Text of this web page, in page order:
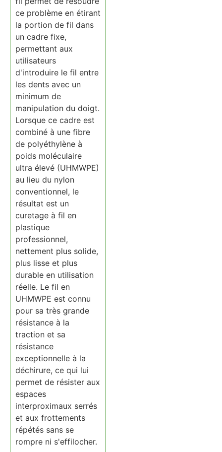
ce problème en étirant
la portion de fil dans
un cadre fixe,
permettant aux
utilisateurs
d'introduire le fil entre
les dents avec un
minimum de
manipulation du doigt.
Lorsque ce cadre est
combiné à une fibre
de polyéthylène à
poids moléculaire
ultra élevé (UHMWPE)
au lieu du nylon
conventionnel, le
résultat est un
curetage à fil en
plastique
professionnel,
nettement plus solide,
plus lisse et plus
durable en utilisation
réelle. Le fil en
UHMWPE est connu
pour sa très grande
résistance à la
traction et sa
résistance
exceptionnelle à la
déchirure, ce qui lui
permet de résister aux
espaces
interproximaux serrés
et aux frottements
répétés sans se
rompre ni s'effilocher.